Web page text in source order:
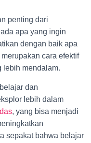
penting dari
apa yang ingin
dengan baik apa
cara efektif
lebih mendalam.
dan
lebih dalam
, yang bisa menjadi
sepakat bahwa belajar